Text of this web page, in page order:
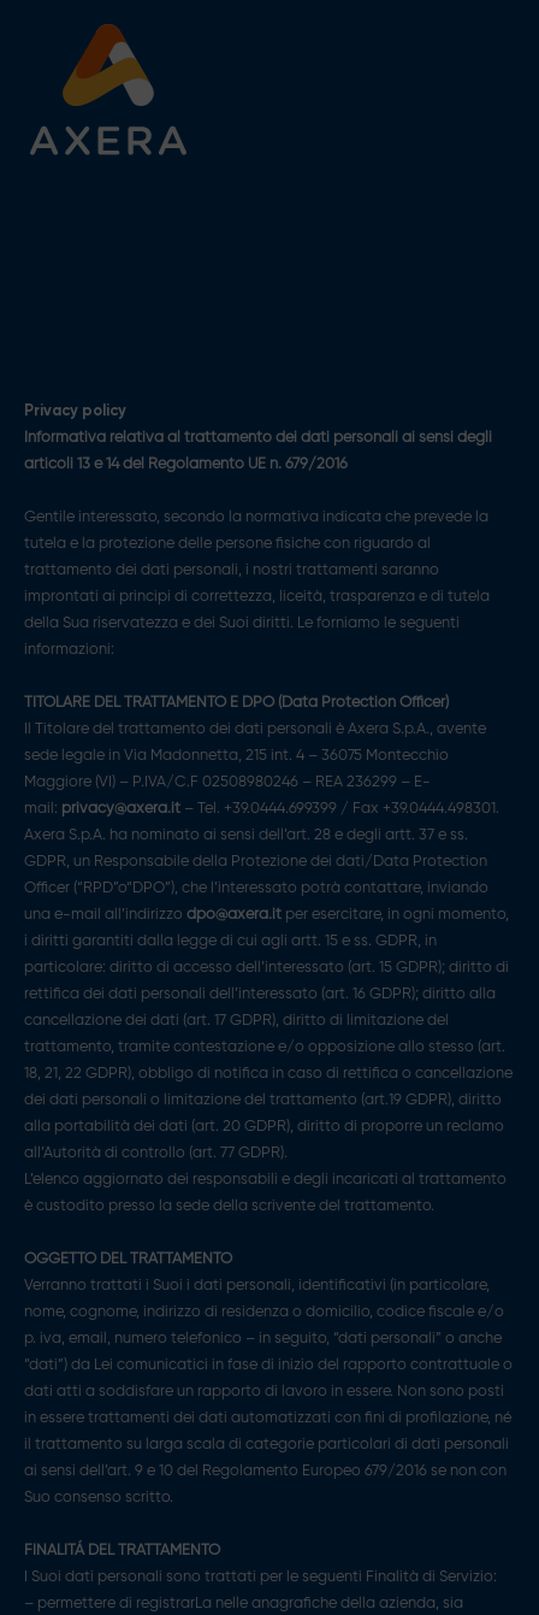
Privacy policy
Informativa relativa al trattamento dei dati personali ai sensi degli
articoli 13 e 14 del Regolamento UE n. 679/2016
Gentile interessato, secondo la normativa indicata che prevede la
tutela e la protezione delle persone fisiche con riguardo al
trattamento dei dati personali, i nostri trattamenti saranno
improntati ai principi di correttezza, liceità, trasparenza e di tutela
della Sua riservatezza e dei Suoi diritti. Le forniamo le seguenti
informazioni:
TITOLARE DEL TRATTAMENTO E DPO (Data Protection Officer)
Il Titolare del trattamento dei dati personali è Axera S.p.A., avente
sede legale in Via Madonnetta, 215 int. 4 – 36075 Montecchio
Maggiore (VI) – P.IVA/C.F 02508980246 – REA 236299 – E-
mail: privacy@axera.it – Tel. +39.0444.699399 / Fax +39.0444.498301.
Axera S.p.A. ha nominato ai sensi dell’art. 28 e degli artt. 37 e ss.
GDPR, un Responsabile della Protezione dei dati/Data Protection
Officer (“RPD”o“DPO”), che l’interessato potrà contattare, inviando
una e-mail all’indirizzo dpo@axera.it per esercitare, in ogni momento,
i diritti garantiti dalla legge di cui agli artt. 15 e ss. GDPR, in
particolare: diritto di accesso dell’interessato (art. 15 GDPR); diritto di
rettifica dei dati personali dell’interessato (art. 16 GDPR); diritto alla
cancellazione dei dati (art. 17 GDPR), diritto di limitazione del
trattamento, tramite contestazione e/o opposizione allo stesso (art.
18, 21, 22 GDPR), obbligo di notifica in caso di rettifica o cancellazione
dei dati personali o limitazione del trattamento (art.19 GDPR), diritto
alla portabilità dei dati (art. 20 GDPR), diritto di proporre un reclamo
all’Autorità di controllo (art. 77 GDPR).
L’elenco aggiornato dei responsabili e degli incaricati al trattamento
è custodito presso la sede della scrivente del trattamento.
OGGETTO DEL TRATTAMENTO
Verranno trattati i Suoi i dati personali, identificativi (in particolare,
nome, cognome, indirizzo di residenza o domicilio, codice fiscale e/o
p. iva, email, numero telefonico – in seguito, “dati personali” o anche
“dati”) da Lei comunicatici in fase di inizio del rapporto contrattuale o
dati atti a soddisfare un rapporto di lavoro in essere. Non sono posti
in essere trattamenti dei dati automatizzati con fini di profilazione, né
il trattamento su larga scala di categorie particolari di dati personali
ai sensi dell’art. 9 e 10 del Regolamento Europeo 679/2016 se non con
Suo consenso scritto.
FINALITÁ DEL TRATTAMENTO
I Suoi dati personali sono trattati per le seguenti Finalità di Servizio:
– permettere di registrarLa nelle anagrafiche della azienda, sia